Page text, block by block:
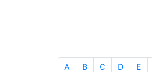
A B C D E